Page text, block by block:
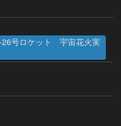
号ロケット 宇宙花火実